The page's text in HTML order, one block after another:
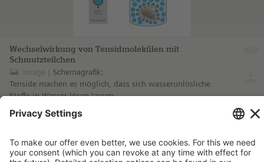
Wechselwirkung von Tensidmolekülen mit
Schmutzteilchen
Image
Schemagrafik:
Tenside machen es möglich, dass sich wasserunlösliche
Stoffe in Wasser lösen lassen.
more information ...